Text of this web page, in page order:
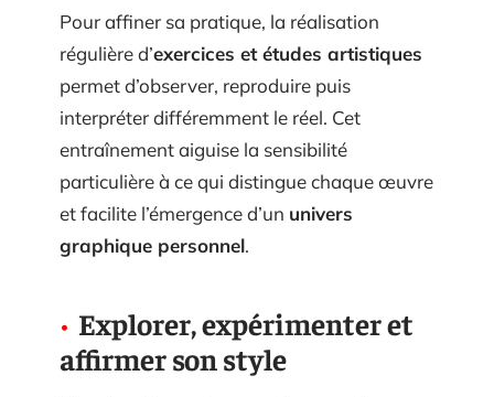
Pour affiner sa pratique, la réalisation
régulière d’exercices et études artistiques
permet d’observer, reproduire puis
interpréter différemment le réel. Cet
entraînement aiguise la sensibilité
particulière à ce qui distingue chaque œuvre
et facilite l’émergence d’un univers
graphique personnel.
Explorer, expérimenter et
affirmer son style